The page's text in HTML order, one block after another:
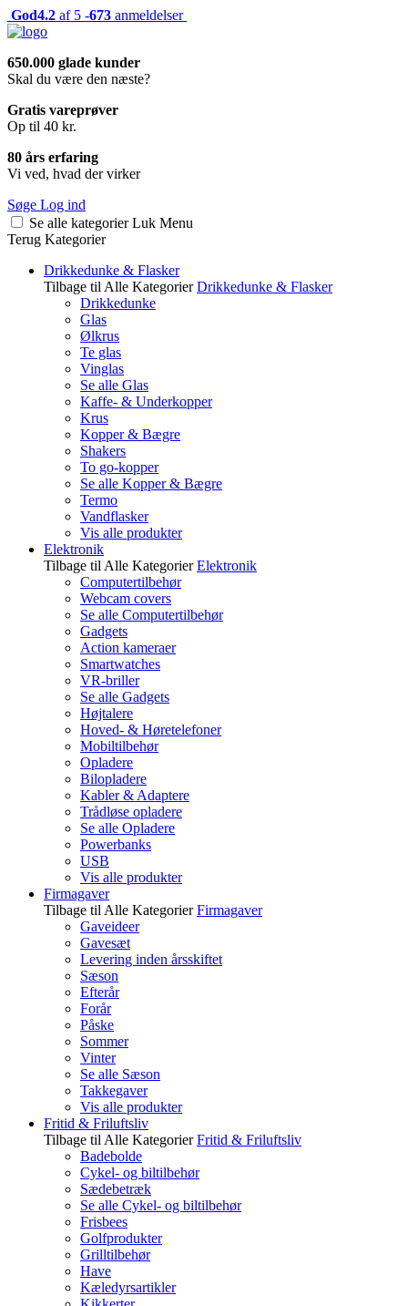
God4.2 af 5 -673 anmeldelser
650.000 glade kunder
Skal du være den næste?
Gratis vareprøver
Op til 40 kr.
80 års erfaring
Vi ved, hvad der virker
Søge Log ind
Se alle kategorier Luk Menu
Terug Kategorier
Drikkedunke & Flasker
Tilbage til Alle Kategorier Drikkedunke & Flasker
Drikkedunke
Glas
Ølkrus
Te glas
Vinglas
Se alle Glas
Kaffe- & Underkopper
Krus
Kopper & Bægre
Shakers
To go-kopper
Se alle Kopper & Bægre
Termo
Vandflasker
Vis alle produkter
Elektronik
Tilbage til Alle Kategorier Elektronik
Computertilbehør
Webcam covers
Se alle Computertilbehør
Gadgets
Action kameraer
Smartwatches
VR-briller
Se alle Gadgets
Højtalere
Hoved- & Høretelefoner
Mobiltilbehør
Opladere
Bilopladere
Kabler & Adaptere
Trådløse opladere
Se alle Opladere
Powerbanks
USB
Vis alle produkter
Firmagaver
Tilbage til Alle Kategorier Firmagaver
Gaveideer
Gavesæt
Levering inden årsskiftet
Sæson
Efterår
Forår
Påske
Sommer
Vinter
Se alle Sæson
Takkegaver
Vis alle produkter
Fritid & Friluftsliv
Tilbage til Alle Kategorier Fritid & Friluftsliv
Badebolde
Cykel- og biltilbehør
Sædebetræk
Se alle Cykel- og biltilbehør
Frisbees
Golfprodukter
Grilltilbehør
Have
Kæledyrsartikler